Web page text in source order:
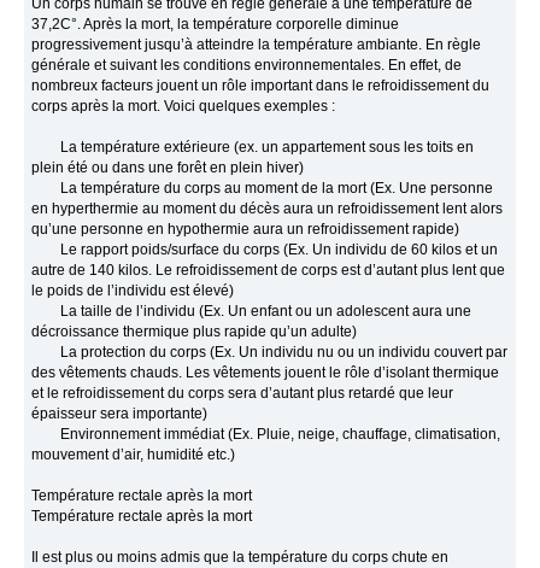
Un corps humain se trouve en règle générale à une température de
37,2C°. Après la mort, la température corporelle diminue
progressivement jusqu’à atteindre la température ambiante. En règle
générale et suivant les conditions environnementales. En effet, de
nombreux facteurs jouent un rôle important dans le refroidissement du
corps après la mort. Voici quelques exemples :
La température extérieure (ex. un appartement sous les toits en
plein été ou dans une forêt en plein hiver)
La température du corps au moment de la mort (Ex. Une personne
en hyperthermie au moment du décès aura un refroidissement lent alors
qu’une personne en hypothermie aura un refroidissement rapide)
Le rapport poids/surface du corps (Ex. Un individu de 60 kilos et un
autre de 140 kilos. Le refroidissement de corps est d’autant plus lent que
le poids de l’individu est élevé)
La taille de l’individu (Ex. Un enfant ou un adolescent aura une
décroissance thermique plus rapide qu’un adulte)
La protection du corps (Ex. Un individu nu ou un individu couvert par
des vêtements chauds. Les vêtements jouent le rôle d’isolant thermique
et le refroidissement du corps sera d’autant plus retardé que leur
épaisseur sera importante)
Environnement immédiat (Ex. Pluie, neige, chauffage, climatisation,
mouvement d’air, humidité etc.)
Température rectale après la mort
Température rectale après la mort
Il est plus ou moins admis que la température du corps chute en